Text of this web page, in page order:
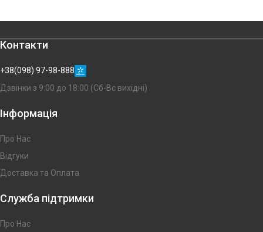
Контакти
+38(098) 97-98-888
Дзвінки з 9:00 до 18:00 (Сб-Вс вихідні)
Інформація
Про Нас
Відгуки
Доставка та Оплата
Служба підтримки
Про Нас